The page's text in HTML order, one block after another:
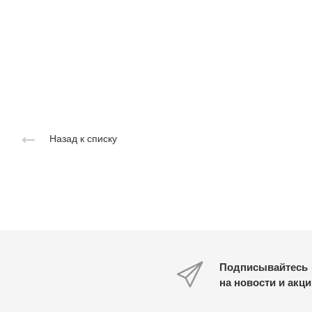
Назад к списку
Подписывайтесь
на новости и